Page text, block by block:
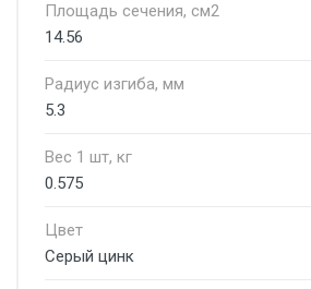
Площадь сечения, см2
14.56
Радиус изгиба, мм
5.3
Вес 1 шт, кг
0.575
Цвет
Серый цинк